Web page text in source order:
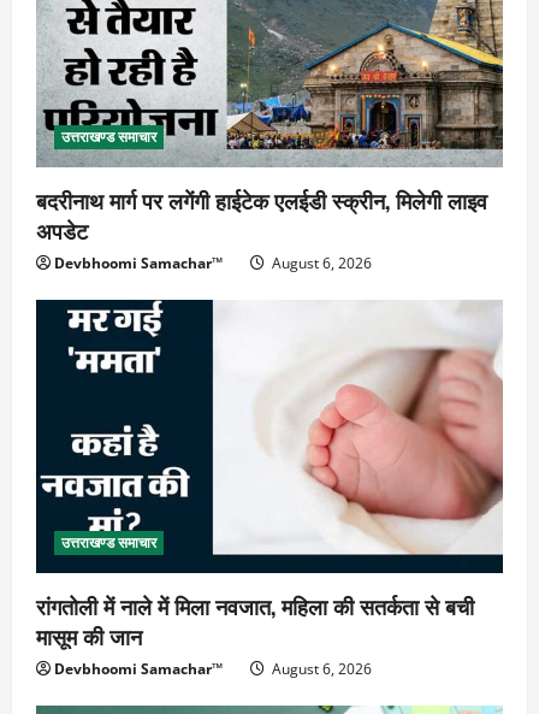
उत्तराखण्ड समाचार
बदरीनाथ मार्ग पर लगेंगी हाईटेक एलईडी स्क्रीन, मिलेगी लाइव
अपडेट
Devbhoomi Samachar™ August 6, 2026
उत्तराखण्ड समाचार
रांगतोली में नाले में मिला नवजात, महिला की सतर्कता से बची
मासूम की जान
Devbhoomi Samachar™ August 6, 2026